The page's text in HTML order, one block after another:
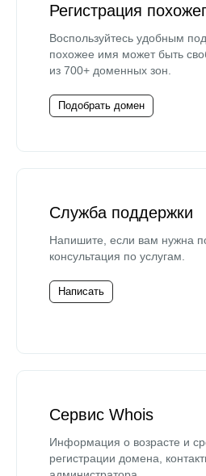
Регистрация
Воспользуйтесь удобным
похожее имя может быть
из 700+ доменных зон.
Подобрать домен
Служба поддержки
Напишите, если вам нужна
консультация по услугам.
Написать
Сервис Whois
Информация о возрасте и
регистрации домена,